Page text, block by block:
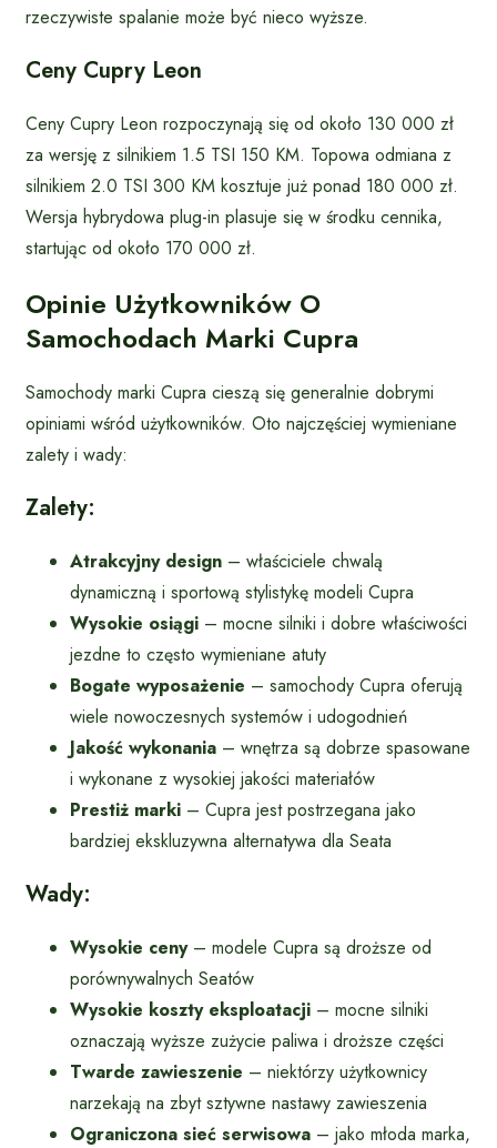
rzeczywiste spalanie może być nieco wyższe.
Ceny Cupry Leon
Ceny Cupry Leon rozpoczynają się od około 130 000 zł
za wersję z silnikiem 1.5 TSI 150 KM. Topowa odmiana z
silnikiem 2.0 TSI 300 KM kosztuje już ponad 180 000 zł.
Wersja hybrydowa plug-in plasuje się w środku cennika,
startując od około 170 000 zł.
Opinie Użytkowników O
Samochodach Marki Cupra
Samochody marki Cupra cieszą się generalnie dobrymi
opiniami wśród użytkowników. Oto najczęściej wymieniane
zalety i wady:
Zalety:
Atrakcyjny design – właściciele chwalą
dynamiczną i sportową stylistykę modeli Cupra
Wysokie osiągi – mocne silniki i dobre właściwości
jezdne to często wymieniane atuty
Bogate wyposażenie – samochody Cupra oferują
wiele nowoczesnych systemów i udogodnień
Jakość wykonania – wnętrza są dobrze spasowane
i wykonane z wysokiej jakości materiałów
Prestiż marki – Cupra jest postrzegana jako
bardziej ekskluzywna alternatywa dla Seata
Wady:
Wysokie ceny– modele Cupra są droższe od
porównywalnych Seatów
Wysokie koszty eksploatacji – mocne silniki
oznaczają wyższe zużycie paliwa i droższe części
Twarde zawieszenie – niektórzy użytkownicy
narzekają na zbyt sztywne nastawy zawieszenia
Ograniczona sieć serwisowa – jako młoda marka,